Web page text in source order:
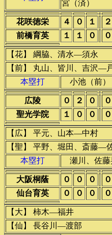
宮（済）
花咲徳栄 ４ ０ １ ２
前橋育英
１ １ ０ ０
【花】 綱脇、清水―須永
【前】 丸山、皆川、吉沢―
本塁打
小池（前）
広陵 ０ ２ ０ ０
聖光学院
１ ０ ０ ０
【広】 平元、山本―中村
【聖】 平野、堀田、斎藤―
本塁打
瀬川、佐藤
大阪桐蔭 ０ ０ ０ ０
仙台育英
０ ０ ０ ０
【大】 柿木―福井
【仙】 長谷川―渡部